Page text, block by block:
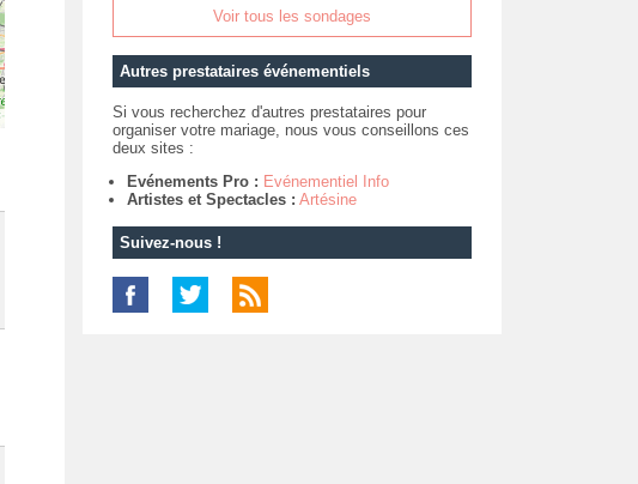
Voir tous les sondages
Autres prestataires événementiels
Si vous recherchez d'autres prestataires pour
organiser votre mariage, nous vous conseillons ces
deux sites :
Evénements Pro : Evénementiel Info
Artistes et Spectacles : Artésine
Suivez-nous !